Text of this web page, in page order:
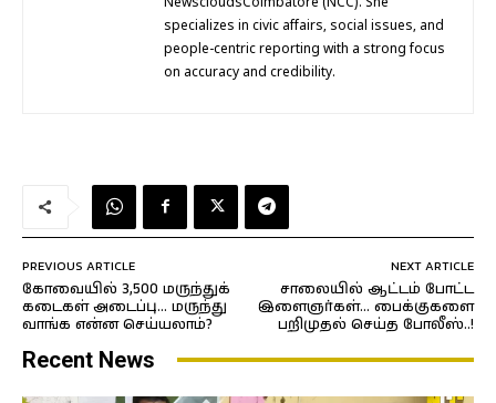
specializes in civic affairs, social issues, and
people-centric reporting with a strong focus
on accuracy and credibility.
PREVIOUS ARTICLE
கோவையில் 3,500 மருந்துக்
கடைகள் அடைப்பு… மருந்து
வாங்க என்ன செய்யலாம்?
NEXT ARTICLE
சாலையில் ஆட்டம் போட்ட
இளைஞர்கள்… பைக்குகளை
பறிமுதல் செய்த போலீஸ்..!
Recent News